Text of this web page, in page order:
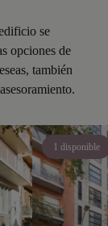
se
opciones de
también
1 disponible